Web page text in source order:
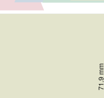
76 mm
74.02 mm
75.6 mm
71.9 mm